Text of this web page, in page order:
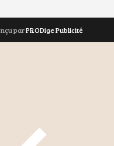
parPRODige Publicité